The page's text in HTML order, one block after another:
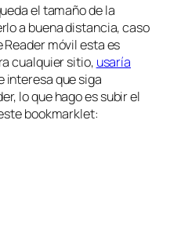
el tamaño de la
a buena distancia, caso
móvil esta es
cualquier sitio, usaría
interesa que siga
lo que hago es subir el
bookmarklet: